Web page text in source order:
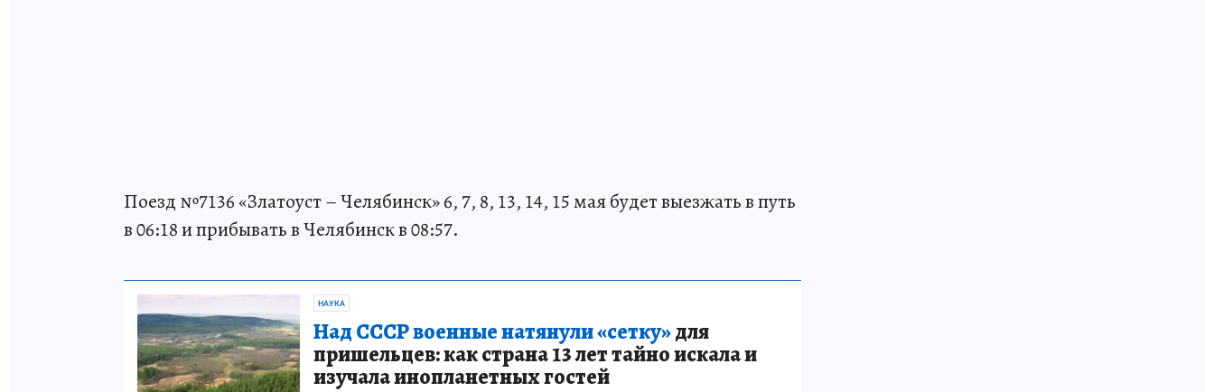
Поезд №7136 «Златоуст – Челябинск» 6, 7, 8, 13, 14, 15 мая будет выезжать в путь
в 06:18 и прибывать в Челябинск в 08:57.
НАУКА
Над СССР военные натянули «сетку»для
пришельцев: как страна 13 лет тайно искала и
изучала инопланетных гостей